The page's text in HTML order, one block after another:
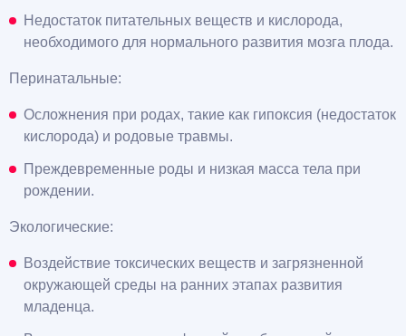
Недостаток питательных веществ и кислорода,
необходимого для нормального развития мозга плода.
Перинатальные:
Осложнения при родах, такие как гипоксия (недостаток
кислорода) и родовые травмы.
Преждевременные роды и низкая масса тела при
рождении.
Экологические:
Воздействие токсических веществ и загрязненной
окружающей среды на ранних этапах развития
младенца.